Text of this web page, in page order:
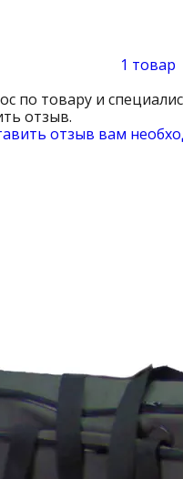
1 товар
по товару и
отзыв.
отзыв вам